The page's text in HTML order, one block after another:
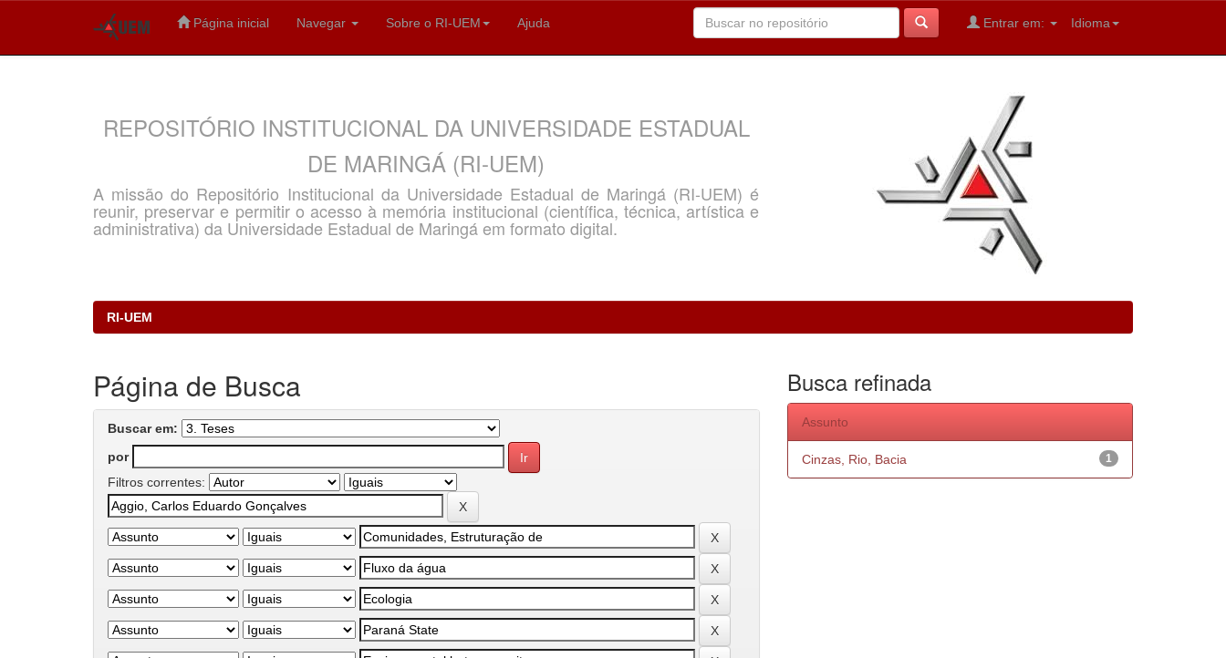
Página inicial Navegar Sobre o RI-UEM Ajuda Idioma
Entrar em:
REPOSITÓRIO INSTITUCIONAL DA UNIVERSIDADE ESTADUAL
DE MARINGÁ (RI-UEM)
A missão do Repositório Institucional da Universidade Estadual de Maringá (RI-UEM) é
reunir, preservar e permitir o acesso à memória institucional (científica, técnica, artística e
administrativa) da Universidade Estadual de Maringá em formato digital.
RI-UEM
Página de Busca
Buscar em:
por
Filtros correntes:
Busca refinada
Assunto
1
Cinzas, Rio, Bacia